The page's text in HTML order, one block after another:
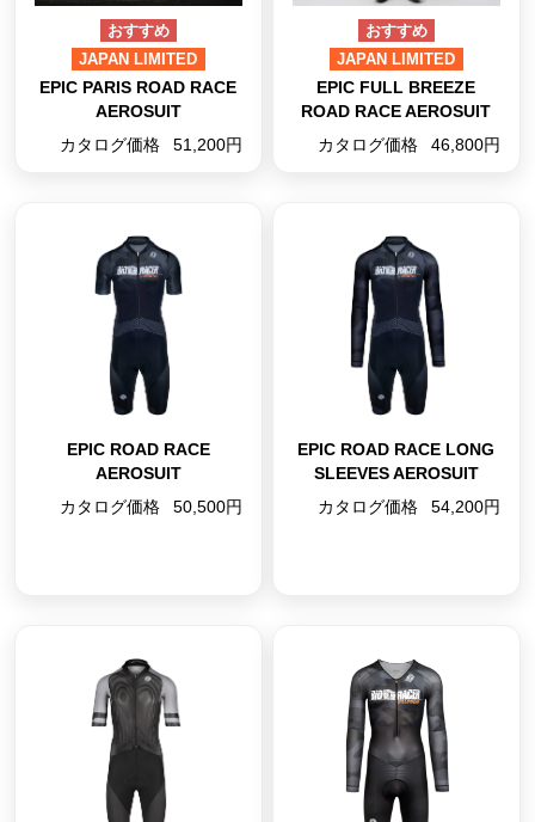
JAPAN LIMITED
EPIC PARIS ROAD RACE
AEROSUIT
カタログ価格
51,200円
JAPAN LIMITED
EPIC FULL BREEZE
ROAD RACE AEROSUIT
カタログ価格
46,800円
EPIC ROAD RACE
AEROSUIT
カタログ価格
50,500円
EPIC ROAD RACE LONG
SLEEVES AEROSUIT
カタログ価格
54,200円